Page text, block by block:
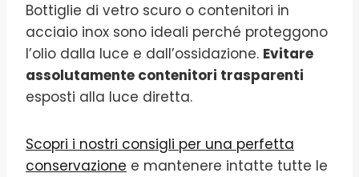
Bottiglie di vetro scuro o contenitori in
acciaio inox sono ideali perché proteggono
l’olio dalla luce e dall’ossidazione. Evitare
assolutamente contenitori trasparenti
esposti alla luce diretta.
Scopri i nostri consigli per una perfetta
conservazione e mantenere intatte tutte le